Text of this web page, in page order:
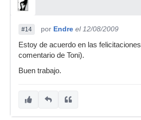
#14 por Endre el 12/08/2009
Estoy de acuerdo en las
comentario de Toni).
Buen trabajo.